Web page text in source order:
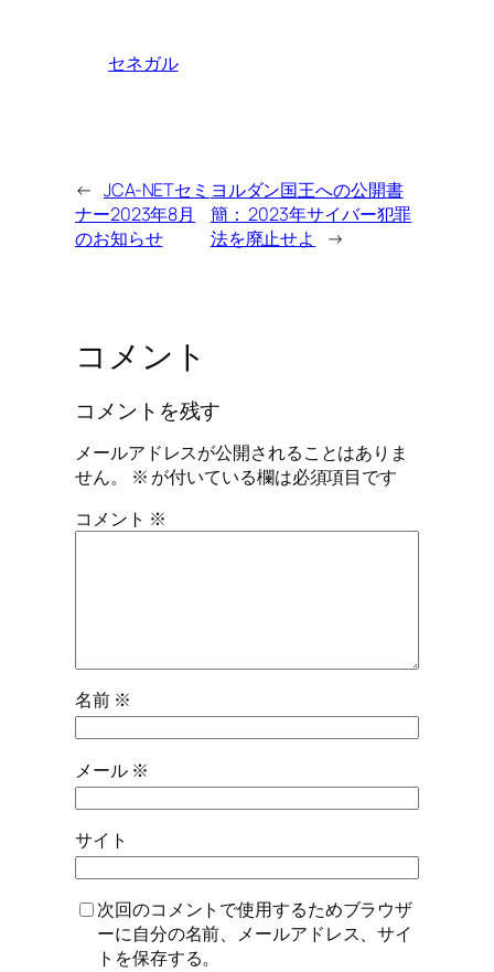
セネガル
← JCA-NETセミ
ナー2023年8月
のお知らせ
ヨルダン国王への公開書
簡： 2023年サイバー犯罪
法を廃止せよ
→
コメント
コメントを残す
メールアドレスが公開されることはありま
せん。
※ が付いている欄は必須項目です
コメント ※
名前 ※
メール ※
サイト
次回のコメントで使用するためブラウザ
ーに自分の名前、メールアドレス、サイ
トを保存する。